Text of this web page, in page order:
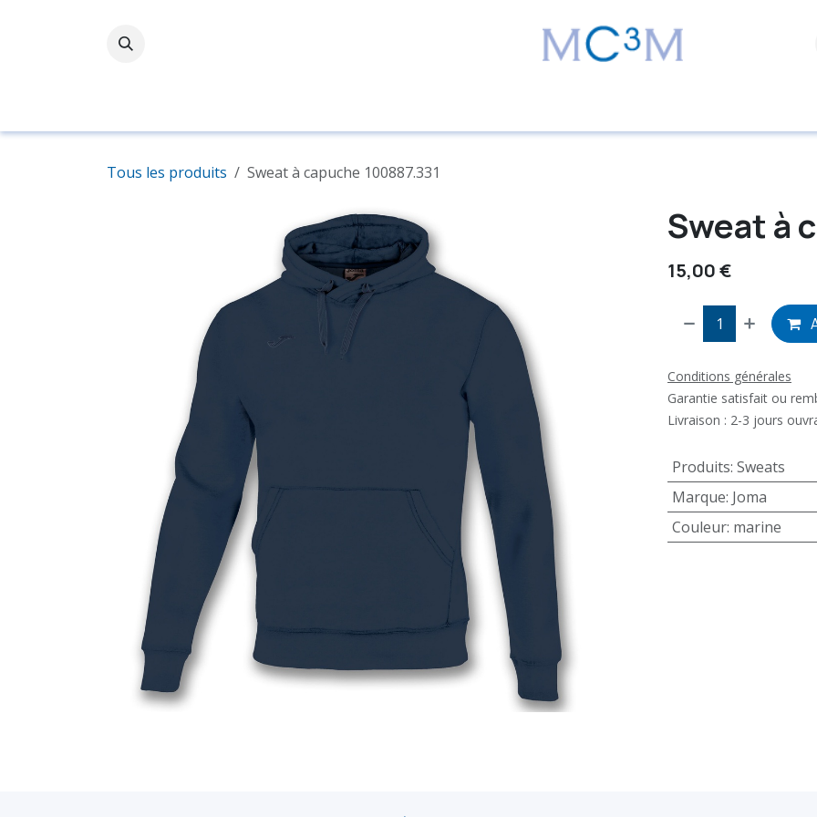
Tous les produits Sweat à capuche 100887.331
Sweat à
15,00€
Conditions générales
Garantie satisfait ou
Livraison : 2-3 jours
Produits: Sweats
Marque: Joma
Couleur: marine